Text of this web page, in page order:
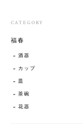
CATEGORY
福春
酒器
カップ
皿
茶碗
花器